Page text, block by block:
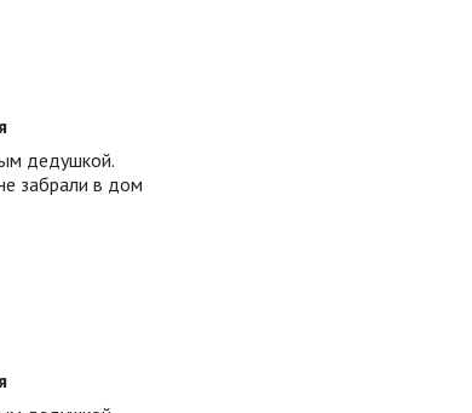
дедушкой.
забрали в дом